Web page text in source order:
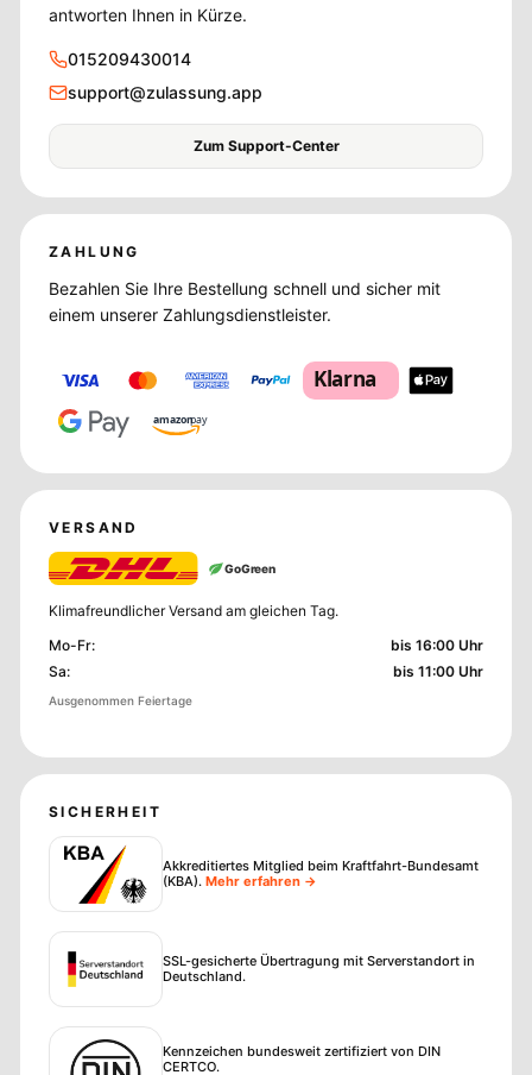
antworten Ihnen in Kürze.
015209430014
support@zulassung.app
Zum Support-Center
ZAHLUNG
Bezahlen Sie Ihre Bestellung schnell und sicher mit
einem unserer Zahlungsdienstleister.
Klarna
amazonpay
VERSAND
GoGreen
Klimafreundlicher Versand am gleichen Tag.
Mo-Fr:
bis 16:00 Uhr
Sa: bis 11:00 Uhr
Ausgenommen Feiertage
SICHERHEIT
Akkreditiertes Mitglied beim Kraftfahrt-Bundesamt
(KBA). Mehr erfahren →
SSL-gesicherte Übertragung mit Serverstandort in
Deutschland.
Kennzeichen bundesweit zertifiziert von DIN
CERTCO.